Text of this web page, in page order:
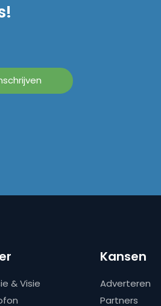
& Visie
Kansen
Adverteren
Partners